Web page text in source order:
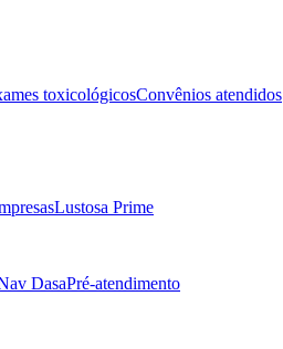
toxicológicosConvênios atendidos
Lustosa Prime
DasaPré-atendimento